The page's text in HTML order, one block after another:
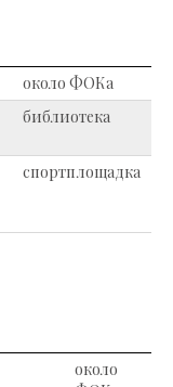
около ФОКа
библиотека
спортплощадка
около